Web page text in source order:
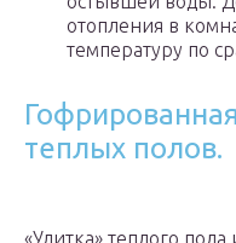
отопления в
температуру по
теплых полов.
«Улитка» теплого